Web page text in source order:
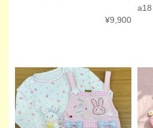
¥9,900
a18